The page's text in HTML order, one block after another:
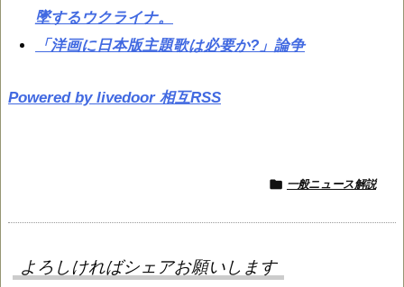
墜するウクライナ。
「洋画に日本版主題歌は必要か?」論争
Powered by livedoor 相互RSS
 一般ニュース解説
よろしければシェアお願いします